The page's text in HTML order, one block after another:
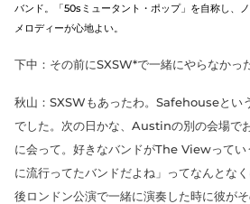
バンド。「50sミュータント・ポップ」を自称し、
メロディーが心地よい。
下中：その前にSXSW*で一緒にやらなかっ
秋山：SXSWもあったわ。Safehouseとい
でした。次の日かな、Austinの別の会場で
に会って。好きなバンドがThe Viewってい
に流行ってたバンドだよね」ってなんとな
後ロンドン公演で一緒に演奏した時に彼が